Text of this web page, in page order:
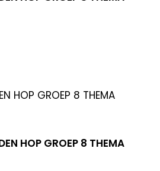
HOP GROEP 8 THEMA